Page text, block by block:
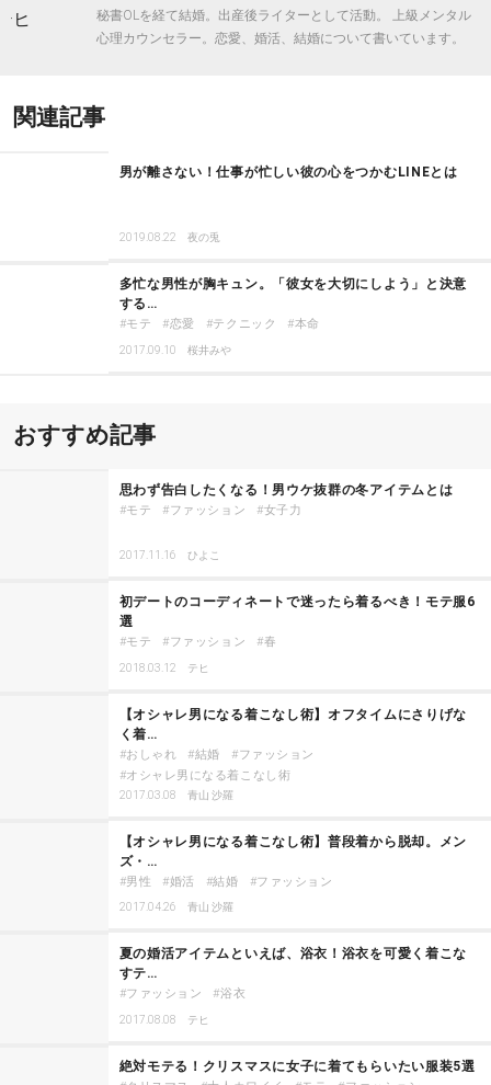
秘書OLを経て結婚。出産後ライターとして活動。 上級メンタル
心理カウンセラー。恋愛、婚活、結婚について書いています。
関連記事
男が離さない！仕事が忙しい彼の心をつかむLINEとは
2019.08.22 夜の兎
多忙な男性が胸キュン。「彼女を大切にしよう」と決意
する…
モテ 恋愛 テクニック 本命
2017.09.10 桜井みや
おすすめ記事
思わず告白したくなる！男ウケ抜群の冬アイテムとは
モテ ファッション 女子力
2017.11.16 ひよこ
初デートのコーディネートで迷ったら着るべき！モテ服6
選
モテ ファッション 春
2018.03.12 テヒ
【オシャレ男になる着こなし術】オフタイムにさりげな
く着…
おしゃれ 結婚
ファッション
オシャレ男になる着こなし術
2017.03.08 青山 沙羅
【オシャレ男になる着こなし術】普段着から脱却。メン
ズ・…
男性 婚活 結婚 ファッション
2017.04.26 青山 沙羅
夏の婚活アイテムといえば、浴衣！浴衣を可愛く着こな
すテ…
ファッション 浴衣
2017.08.08 テヒ
絶対モテる！クリスマスに女子に着てもらいたい服装5選